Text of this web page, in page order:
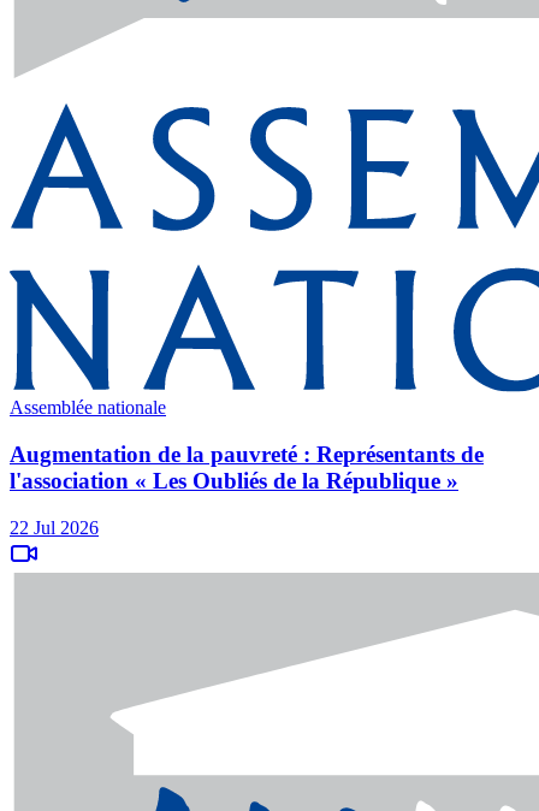
Assemblée nationale
Augmentation de la pauvreté : Représentants de
l'association « Les Oubliés de la République »
22 Jul 2026